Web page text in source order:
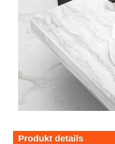
Produkt details